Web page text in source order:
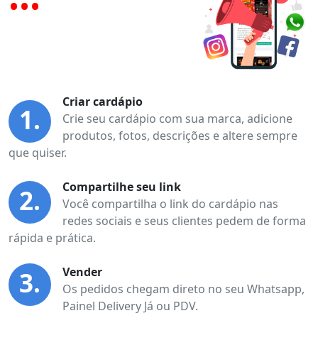
1.
Criar cardápio
Crie seu cardápio com sua marca, adicione
produtos, fotos, descrições e altere sempre
que quiser.
2.
Compartilhe seu link
Você compartilha o link do cardápio nas
redes sociais e seus clientes pedem de forma
rápida e prática.
3.
Vender
Os pedidos chegam direto no seu Whatsapp,
Painel Delivery Já ou PDV.